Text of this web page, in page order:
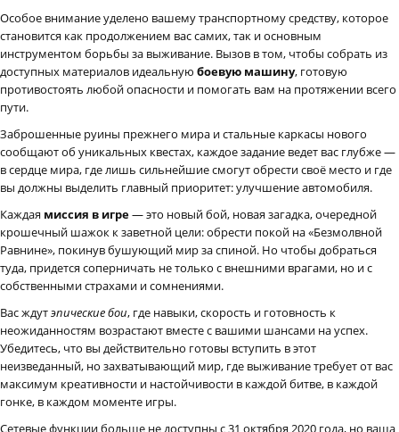
Особое внимание уделено вашему транспортному средству, которое
становится как продолжением вас самих, так и основным
инструментом борьбы за выживание. Вызов в том, чтобы собрать из
доступных материалов идеальную боевую машину, готовую
противостоять любой опасности и помогать вам на протяжении всего
пути.
Заброшенные руины прежнего мира и стальные каркасы нового
сообщают об уникальных квестах, каждое задание ведет вас глубже —
в сердце мира, где лишь сильнейшие смогут обрести своё место и где
вы должны выделить главный приоритет: улучшение автомобиля.
Каждая миссия в игре— это новый бой, новая загадка, очередной
крошечный шажок к заветной цели: обрести покой на «Безмолвной
Равнине», покинув бушующий мир за спиной. Но чтобы добраться
туда, придется соперничать не только с внешними врагами, но и с
собственными страхами и сомнениями.
Вас ждутэпические бои, где навыки, скорость и готовность к
неожиданностям возрастают вместе с вашими шансами на успех.
Убедитесь, что вы действительно готовы вступить в этот
неизведанный, но захватывающий мир, где выживание требует от вас
максимум креативности и настойчивости в каждой битве, в каждой
гонке, в каждом моменте игры.
Сетевые функции больше не доступны с 31 октября 2020 года, но ваша